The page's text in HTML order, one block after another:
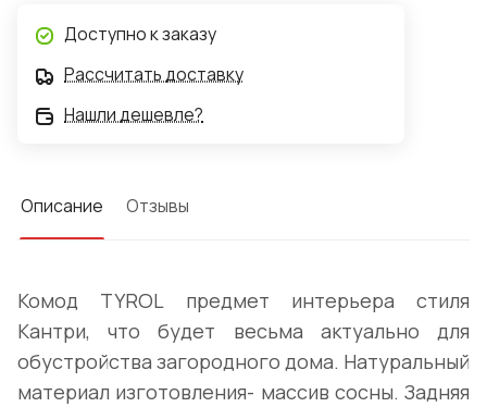
Доступно к заказу
Рассчитать доставку
Нашли дешевле?
Описание Отзывы
Комод TYROL предмет интерьера стиля
Кантри, что будет весьма актуально для
обустройства загородного дома. Натуральный
материал изготовления- массив сосны. Задняя